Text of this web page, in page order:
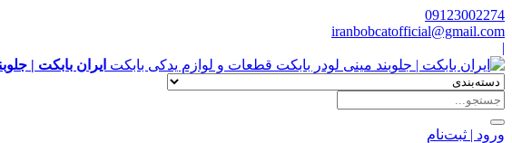
09123002274
iranbobcatofficial@gmail.com
|
ایران بابکت |
ورود | ثبت‌نام